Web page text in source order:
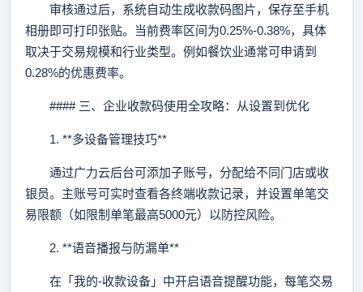
审核通过后，系统自动生成收款码图片，保存至手机
相册即可打印张贴。当前费率区间为0.25%-0.38%，具体
取决于交易规模和行业类型。例如餐饮业通常可申请到
0.28%的优惠费率。
#### 三、企业收款码使用全攻略：从设置到优化
1. **多设备管理技巧**
通过广力云后台可添加子账号，分配给不同门店或收
银员。主账号可实时查看各终端收款记录，并设置单笔交
易限额（如限制单笔最高5000元）以防控风险。
2. **语音播报与防漏单**
在「我的-收款设备」中开启语音提醒功能，每笔交易